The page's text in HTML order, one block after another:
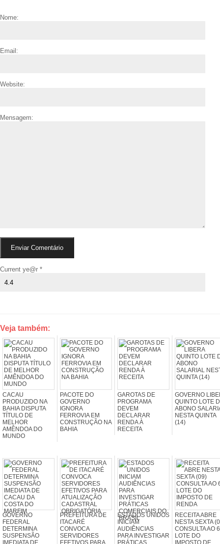
Nome:
Email:
Website:
Mensagem:
Current ye@r *
Veja também:
CACAU
PRODUZIDO NA
BAHIA DISPUTA
TÍTULO DE
MELHOR
AMÊNDOA DO
MUNDO
PACOTE DO
GOVERNO
IGNORA
FERROVIA EM
CONSTRUÇÃO NA
BAHIA
GAROTAS DE
PROGRAMA
DEVEM
DECLARAR
RENDA À
RECEITA
GOVERNO
QUINTO LOTE
ABONO
NESTA QUINTA
(14)
GOVERNO
FEDERAL
DETERMINA
SUSPENSÃO
IMEDIATA DE
PREFEITURA DE
ITACARÉ
CONVOCA
SERVIDORES
EFETIVOS PARA
ESTADOS UNIDOS
INICIAM
AUDIÊNCIAS
PARA INVESTIGAR
PRÁTICAS
RECEITA ABRE
NESTA SEXTA
CONSULTA AO
LOTE DO
IMPOSTO DE